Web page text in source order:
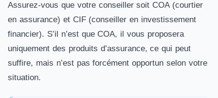
Assurez-vous que votre conseiller soit COA (courtier
en assurance) et CIF (conseiller en investissement
financier). S’il n’est que COA, il vous proposera
uniquement des produits d’assurance, ce qui peut
suffire, mais n’est pas forcément opportun selon votre
situation.